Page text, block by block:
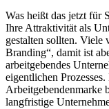
Was heißt das jetzt für
Ihre Attraktivität als
gestalten sollten.
Branding“, damit ist
arbeitgebendes
eigentlichen
Arbeitgebendenmarke
langfristige